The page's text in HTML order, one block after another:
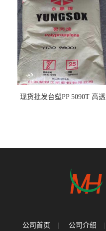
现货批发台塑PP 5090T 高透
公司首页 | 公司介绍 |